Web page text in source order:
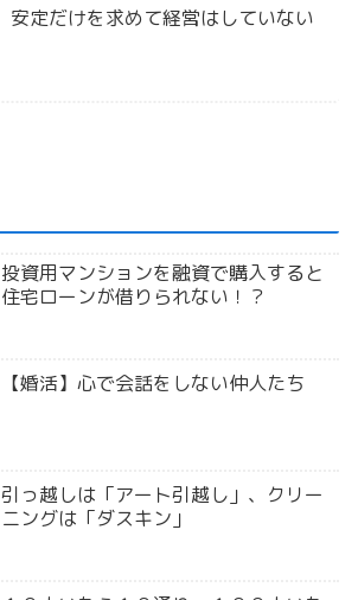
安定だけを求めて経営はしていない
投資用マンションを融資で購入すると
住宅ローンが借りられない！？
【婚活】心で会話をしない仲人たち
引っ越しは「アート引越し」、クリー
ニングは「ダスキン」